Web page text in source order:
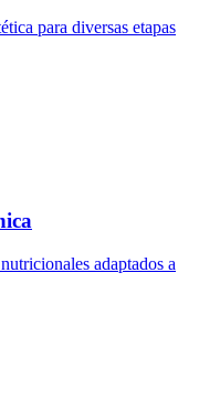
para diversas etapas
adaptados a